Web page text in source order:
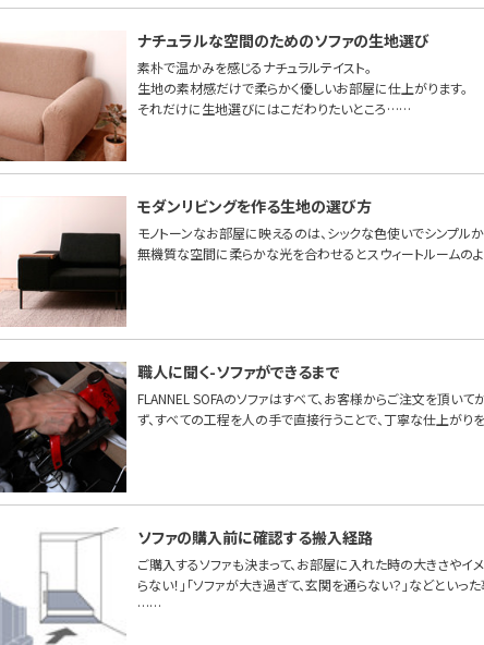
ナチュラルな空間のためのソファの生地選び
素朴で温かみを感じるナチュラルテイスト。
生地の素材感だけで柔らかく優しいお部屋に仕上がります。
それだけに生地選びにはこだわりたいところ……
モダンリビングを作る生地の選び方
モノトーンなお部屋に映えるのは、シックな色使いでシンプルか
無機質な空間に柔らかな光を合わせるとスウィートルームの
職人に聞く-ソファができるまで
FLANNEL SOFAのソファはすべて、お客様からご注文を頂い
ず、すべての工程を人の手で直接行うことで、丁寧な仕上が
ソファの購入前に確認する搬入経路
ご購入するソファも決まって、お部屋に入れた時の大きさやイ
らない！」「ソファが大き過ぎて、玄関を通らない？」などとい
……